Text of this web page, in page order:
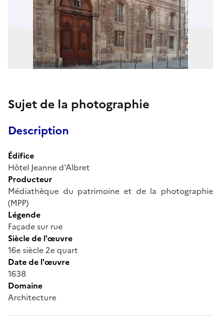
Sujet de la photographie
Description
Édifice
Hôtel Jeanne d'Albret
Producteur
Médiathèque du patrimoine et de la photographie
(MPP)
Légende
Façade sur rue
Siècle de l'œuvre
16e siècle 2e quart
Date de l'œuvre
1638
Domaine
Architecture